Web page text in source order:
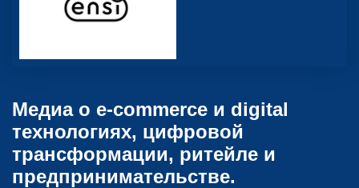
Медиа о e-commerce и digital
технологиях, цифровой
трансформации, ритейле и
предпринимательстве.